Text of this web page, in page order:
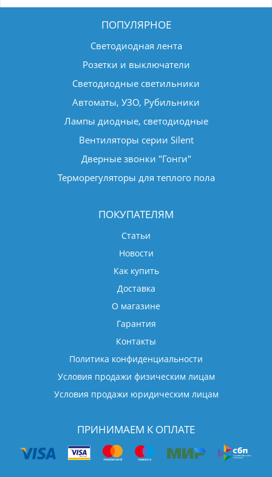
ПОПУЛЯРНОЕ
Светодиодная лента
Розетки и выключатели
Светодиодные светильники
Автоматы, УЗО, Рубильники
Лампы диодные, светодиодные
Вентиляторы серии Silent
Дверные звонки "Гонги"
Терморегуляторы для теплого пола
ПОКУПАТЕЛЯМ
Статьи
Новости
Как купить
Доставка
О магазине
Гарантия
Контакты
Политика конфиденциальности
Условия продажи физическим лицам
Условия продажи юридическим лицам
ПРИНИМАЕМ К ОПЛАТЕ